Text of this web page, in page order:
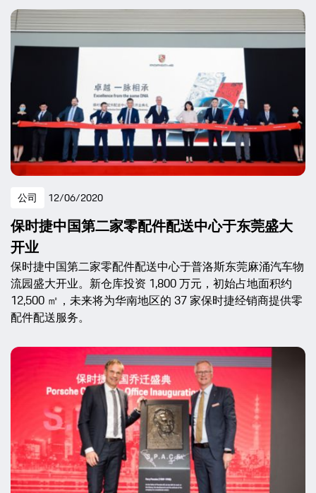
公司 12/06/2020
保时捷中国第二家零配件配送中心于东莞盛大
开业
保时捷中国第二家零配件配送中心于普洛斯东莞麻涌汽车物
流园盛大开业。新仓库投资 1,800 万元，初始占地面积约
12,500 ㎡，未来将为华南地区的 37 家保时捷经销商提供零
配件配送服务。